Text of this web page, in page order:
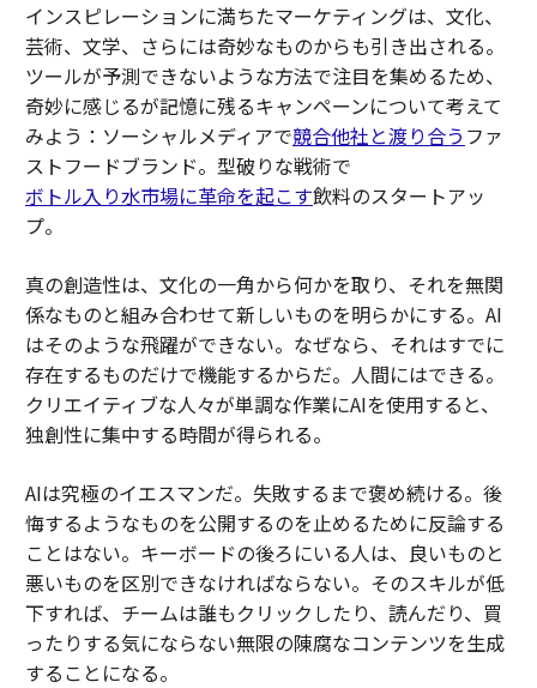
インスピレーションに満ちたマーケティングは、文化、
芸術、文学、さらには奇妙なものからも引き出される。
ツールが予測できないような方法で注目を集めるため、
奇妙に感じるが記憶に残るキャンペーンについて考えて
みよう：ソーシャルメディアで競合他社と渡り合う ファ
ストフードブランド。型破りな戦術で
ボトル入り水市場に革命を起こす飲料のスタートアッ
プ。
真の創造性は、文化の一角から何かを取り、それを無関
係なものと組み合わせて新しいものを明らかにする。AI
はそのような飛躍ができない。なぜなら、それはすでに
存在するものだけで機能するからだ。人間にはできる。
クリエイティブな人々が単調な作業にAIを使用すると、
独創性に集中する時間が得られる。
AIは究極のイエスマンだ。失敗するまで褒め続ける。後
悔するようなものを公開するのを止めるために反論する
ことはない。キーボードの後ろにいる人は、良いものと
悪いものを区別できなければならない。そのスキルが低
下すれば、チームは誰もクリックしたり、読んだり、買
ったりする気にならない無限の陳腐なコンテンツを生成
することになる。